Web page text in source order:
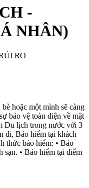
-
NHÂN)
RO
hoặc một mình sẽ càng
bảo vệ toàn diện về mặt
Du lịch trong nước với 3
đi, Bảo hiểm tại khách
thức bảo hiểm: • Bảo
sạn. • Bảo hiểm tại điểm